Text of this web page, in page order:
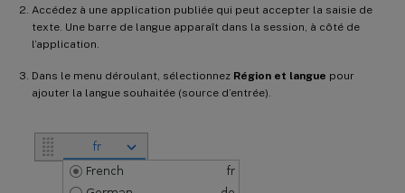
Accédez à une application publiée qui peut accepter la saisie de
texte. Une barre de langue apparaît dans la session, à côté de
l’application.
Dans le menu déroulant, sélectionnez Région et langue pour
ajouter la langue souhaitée (source d’entrée).